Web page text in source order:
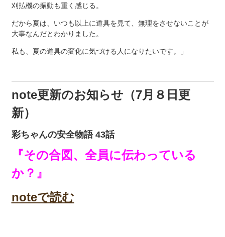
刈払機の振動も重く感じる。
だから夏は、いつも以上に道具を見て、無理をさせないことが
大事なんだとわかりました。
私も、夏の道具の変化に気づける人になりたいです。」
note更新のお知らせ（7月８日更
新）
彩ちゃんの安全物語 43話
『その合図、全員に伝わっている
か？』
noteで読む